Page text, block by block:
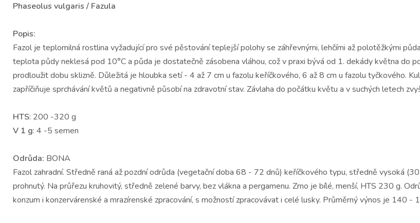
Phaseolus vulgaris / Fazula
Popis:
Fazol je teplomilná rostlina vyžadující pro své pěstování teplejší polohy se záhřevnými, lehčími až polotěžkými
teplota půdy neklesá pod 10°C a půda je dostatečně zásobena vláhou, což v praxi bývá od 1. dekády května do
prodloužit dobu sklizně. Důležitá je hloubka setí - 4 až 7 cm u fazolu keříčkového, 6 až 8 cm u fazolu tyčkového.
zapříčiňuje sprchávání květů a negativně působí na zdravotní stav. Závlaha do počátku květu a v suchých letech
HTS: 200 -320 g
V 1 g: 4 -5 semen
Odrůda: BONA
Fazol zahradní. Středně raná až pozdní odrůda (vegetační doba 68 - 72 dnů) keříčkového typu, středně vysoká
prohnutý. Na průřezu kruhovitý, středně zelené barvy, bez vlákna a pergamenu. Zrno je bílé, menší, HTS 230 g.
konzum i konzervárenské a mrazírenské zpracování, s možností zpracovávat i celé lusky. Průměrný výnos je 140 -